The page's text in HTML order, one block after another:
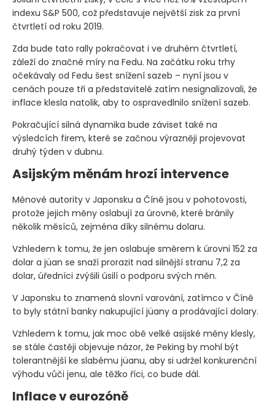
indexu S&P 500, což představuje největší zisk za první
čtvrtletí od roku 2019.
Zda bude tato rally pokračovat i ve druhém čtvrtletí,
záleží do značné míry na Fedu. Na začátku roku trhy
očekávaly od Fedu šest snížení sazeb – nyní jsou v
cenách pouze tři a představitelé zatím nesignalizovali, že
inflace klesla natolik, aby to ospravedlnilo snížení sazeb.
Pokračující silná dynamika bude záviset také na
výsledcích firem, které se začnou výrazněji projevovat
druhý týden v dubnu.
Asijským měnám hrozí intervence
Měnové autority v Japonsku a Číně jsou v pohotovosti,
protože jejich měny oslabují za úrovně, které bránily
několik měsíců, zejména díky silnému dolaru.
Vzhledem k tomu, že jen oslabuje směrem k úrovni 152 za
dolar a jüan se snaží prorazit nad silnější stranu 7,2 za
dolar, úředníci zvýšili úsilí o podporu svých měn.
V Japonsku to znamená slovní varování, zatímco v Číně
to byly státní banky nakupující jüany a prodávající dolary.
Vzhledem k tomu, jak moc obě velké asijské měny klesly,
se stále častěji objevuje názor, že Peking by mohl být
tolerantnější ke slabému jüanu, aby si udržel konkurenční
výhodu vůči jenu, ale těžko říci, co bude dál.
Inflace v eurozóně